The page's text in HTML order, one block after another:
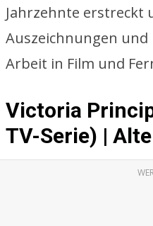
Jahrzehnte erstreckt
Auszeichnungen
Arbeit in Film und
Victoria
TV-Serie) |